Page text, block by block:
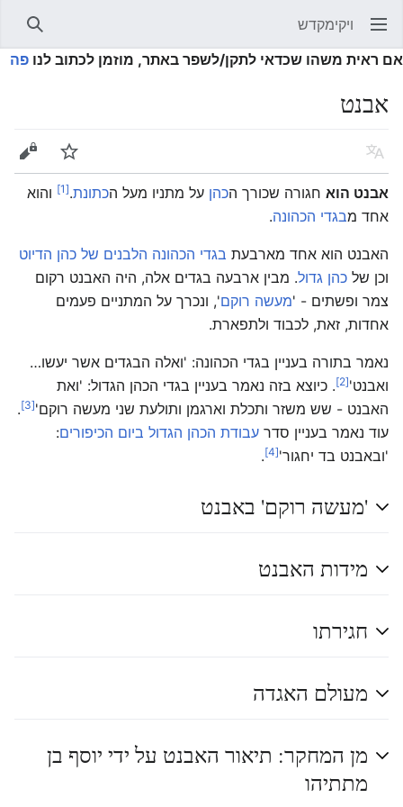
פתיחת התפריט הראשי ויקימקדש
חיפוש
אם ראית משהו שכדאי לתקן/לשפר באתר, מוזמן לכתוב לנו פה
אבנט
שפה מעקב
עריכה
אבנט הוא חגורה שכורך הכהן על מתניו מעל הכתונת.
[1]
והוא
אחד מבגדי הכהונה.
האבנט הוא אחד מארבעת בגדי הכהונה הלבנים של כהן הדיוט
וכן של כהן גדול. מבין ארבעה בגדים אלה, היה האבנט רקום
צמר ופשתים - 'מעשה רוקם', ונכרך על המתניים פעמים
אחדות, זאת, לכבוד ולתפארת.
נאמר בתורה בעניין בגדי הכהונה: 'ואלה הבגדים אשר יעשו…
ואבנט'[2]
. כיוצא בזה נאמר בעניין בגדי הכהן הגדול: 'ואת
האבנט - שש משזר ותכלת וארגמן ותולעת שני מעשה רוקם'[3]
.
עוד נאמר בעניין סדר עבודת הכהן הגדול ביום הכיפורים:
'ובאבנט בד יחגור'[4]
.
'מעשה רוקם' באבנט
מידות האבנט
חגירתו
מעולם האגדה
מן המחקר: תיאור האבנט על ידי יוסף בן
מתתיהו